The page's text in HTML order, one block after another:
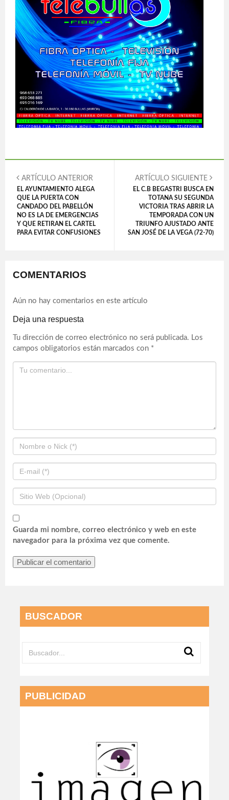
ARTÍCULO ANTERIOR
EL AYUNTAMIENTO ALEGA
QUE LA PUERTA CON
CANDADO DEL PABELLÓN
NO ES LA DE EMERGENCIAS
Y QUE RETIRAN EL CARTEL
PARA EVITAR CONFUSIONES
ARTÍCULO SIGUIENTE
EL C.B BEGASTRI BUSCA EN
TOTANA SU SEGUNDA
VICTORIA TRAS ABRIR LA
TEMPORADA CON UN
TRIUNFO AJUSTADO ANTE
SAN JOSÉ DE LA VEGA (72-70)
COMENTARIOS
Aún no hay comentarios en este artículo
Deja una respuesta
Tu dirección de correo electrónico no será publicada. Los
campos obligatorios están marcados con *
Guarda mi nombre, correo electrónico y web en este
navegador para la próxima vez que comente.
BUSCADOR
PUBLICIDAD